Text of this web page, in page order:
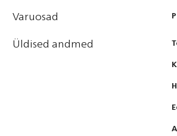
Varuosad
Üldised andmed